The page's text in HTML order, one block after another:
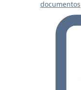
documentos